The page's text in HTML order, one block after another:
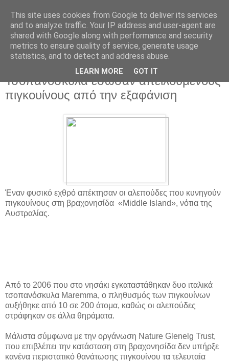
Τσοπανόσκυλα έσωσαν απειλούμενους
πιγκουίνους από την εξαφάνιση
Έναν φυσικό εχθρό απέκτησαν οι αλεπούδες που κυνηγούν
πιγκουίνους στη βραχονησίδα «Middle Island», νότια της
Αυστραλίας.
Από το 2006 που στο νησάκι εγκαταστάθηκαν δυο ιταλικά
τσοπανόσκυλα Maremma, ο πληθυσμός των πιγκουίνων
αυξήθηκε από 10 σε 200 άτομα, καθώς οι αλεπούδες
στράφηκαν σε άλλα θηράματα.
Μάλιστα σύμφωνα με την οργάνωση Nature Glenelg Trust,
που επιβλέπει την κατάσταση στη βραχονησίδα δεν υπήρξε
κανένα περιστατικό θανάτωσης πιγκουίνου τα τελευταία
This site uses cookies from Google to deliver its services
and to analyze traffic. Your IP address and user-agent are
shared with Google along with performance and security
metrics to ensure quality of service, generate usage
statistics, and to detect and address abuse.
LEARN MORE GOT IT